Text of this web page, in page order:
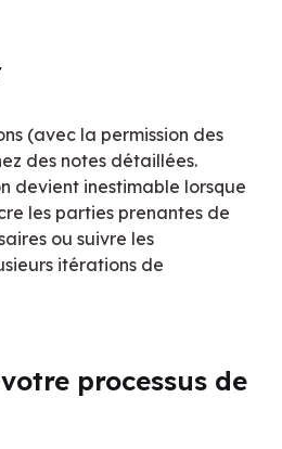
(avec la permission des
des notes détaillées.
devient inestimable lorsque
les parties prenantes de
ou suivre les
itérations de
processus de